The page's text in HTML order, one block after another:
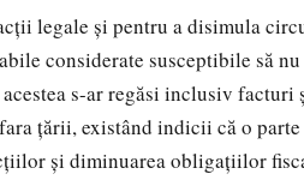
legale și pentru a disimula
considerate susceptibile să
s-ar regăsi inclusiv facturi
țării, existând indicii că o parte
și diminuarea obligațiilor